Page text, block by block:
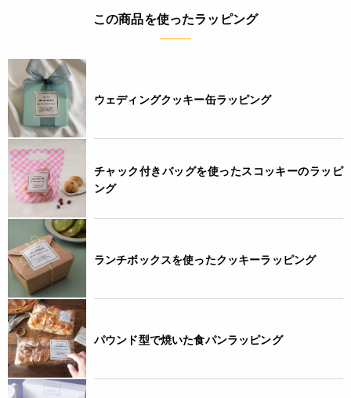
この商品を使ったラッピング
ウェディングクッキー缶ラッピング
チャック付きバッグを使ったスコッキーのラッピ
ング
ランチボックスを使ったクッキーラッピング
パウンド型で焼いた食パンラッピング